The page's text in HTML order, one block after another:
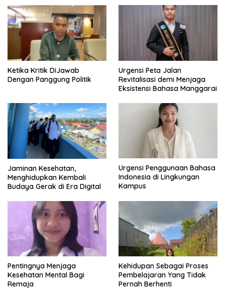
Pergub Larangan Beli BBM
Bersubsidi Bagi Penunggak
Pajak
Ketika Kritik DiJawab
Dengan Panggung Politik
Urgensi Peta Jalan
Revitalisasi demi Menjaga
Eksistensi Bahasa Manggarai
Jaminan Kesehatan,
Menghidupkan Kembali
Budaya Gerak di Era Digital
Urgensi Penggunaan Bahasa
Indonesia di Lingkungan
Kampus
Pentingnya Menjaga
Kesehatan Mental Bagi
Remaja
Kehidupan Sebagai Proses
Pembelajaran Yang Tidak
Pernah Berhenti